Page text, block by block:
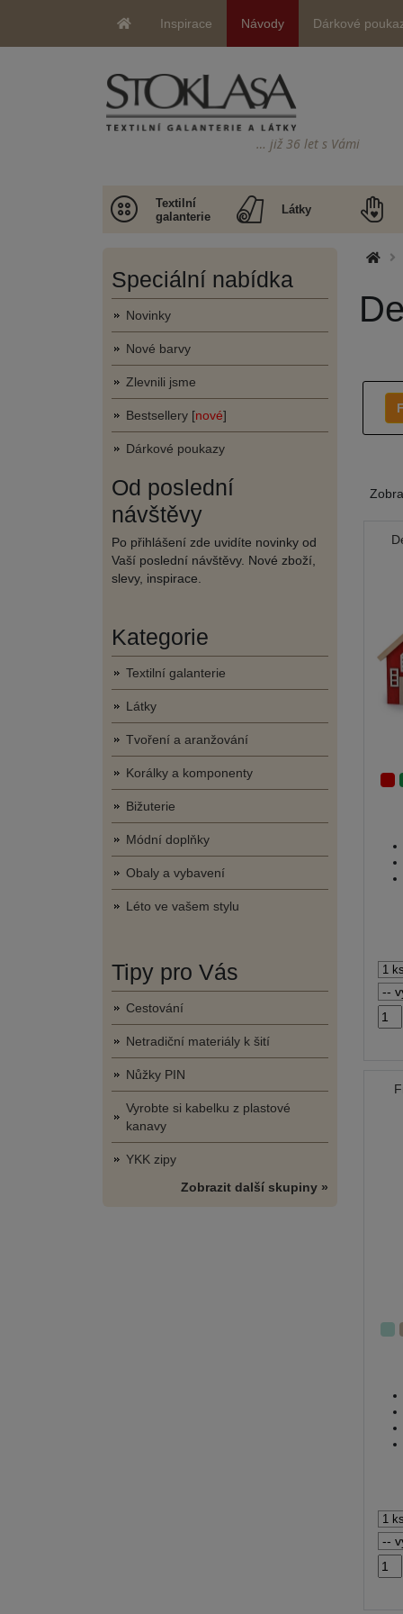
Inspirace Návody Dárkové
… již 36 let s Vámi
Textilní
galanterie
Látky
Speciální nabídka
Novinky
Nové barvy
Zlevnili jsme
Bestsellery [nové]
Dárkové poukazy
Od poslední
návštěvy
Po přihlášení zde uvidíte novinky od
Vaší poslední návštěvy. Nové zboží,
slevy, inspirace.
Kategorie
Textilní galanterie
Látky
Tvoření a aranžování
Korálky a komponenty
Bižuterie
Módní doplňky
Obaly a vybavení
Léto ve vašem stylu
Tipy pro Vás
Cestování
Netradiční materiály k šití
Nůžky PIN
Vyrobte si kabelku z plastové
kanavy
YKK zipy
Zobrazit další skupiny »